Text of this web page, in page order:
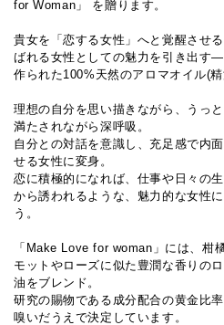
for Woman」 を贈ります。
貴女を「恋する女性」へと覚醒させ
ばれる女性としての魅力を引き出す
作られた100%天然のアロマオイル(精
理想の自分を思い描きながら、うっ
満たされながら深呼吸。
自分との対話を意識し、充足感で内
せる女性に変身。
恋に積極的になれば、仕事や日々の
から誘われるような、魅力的な女性
う。
「Make Love for woman」には、柑
モットやローズに似た豊潤な香りの
油をブレンド。
研究の賜物である成分配合の黄金比
嗅いだうえで決定しています。